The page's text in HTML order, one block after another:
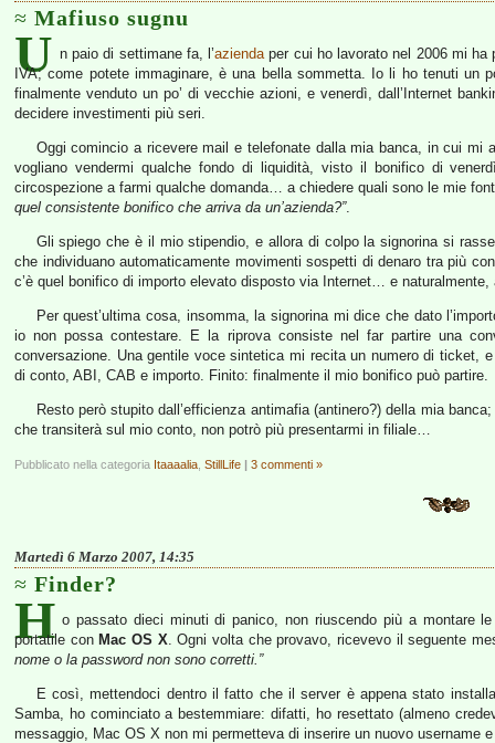
Mafiuso sugnu
U n paio di settimane fa, l’aziendaper cui ho lavorato nel 2006 mi ha
IVA; come potete immaginare, è una bella sommetta. Io li ho tenuti un
finalmente venduto un po’ di vecchie azioni, e venerdì, dall’Internet
decidere investimenti più seri.
Oggi comincio a ricevere mail e telefonate dalla mia banca, in cui mi
vogliano vendermi qualche fondo di liquidità, visto il bonifico di
circospezione a farmi qualche domanda… a chiedere quali sono le mie
quel consistente bonifico che arriva da un’azienda?”.
Gli spiego che è il mio stipendio, e allora di colpo la signorina si
che individuano automaticamente movimenti sospetti di denaro tra più
c’è quel bonifico di importo elevato disposto via Internet… e
Per quest’ultima cosa, insomma, la signorina mi dice che dato
io non possa contestare. E la riprova consiste nel far partire una
conversazione. Una gentile voce sintetica mi recita un numero di ticket,
di conto, ABI, CAB e importo. Finito: finalmente il mio bonifico può partire.
Resto però stupito dall’efficienza antimafia (antinero?) della mia
che transiterà sul mio conto, non potrò più presentarmi in filiale…
Pubblicato nella categoria Itaaaalia StillLife | 3 commenti »
Martedì 6 Marzo 2007, 14:35
Finder?
H o passato dieci minuti di panico, non riuscendo più a montare
portatile con Mac OS X. Ogni volta che provavo, ricevevo il seguente
nome o la password non sono corretti.”
E così, mettendoci dentro il fatto che il server è appena stato
Samba, ho cominciato a bestemmiare: difatti, ho resettato (almeno
messaggio, Mac OS X non mi permetteva di inserire un nuovo username